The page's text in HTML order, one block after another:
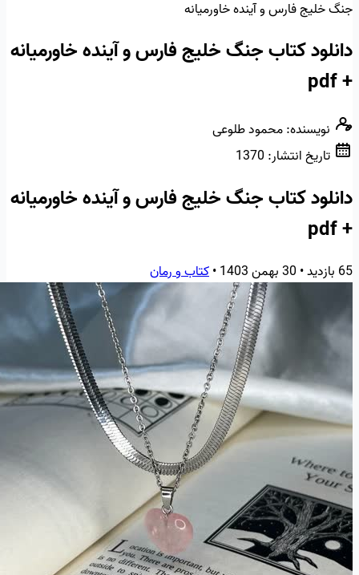
جنگ خلیج فارس و آینده خاورمیانه
دانلود کتاب جنگ خلیج فارس و آینده خاورمیانه
+ pdf
نویسنده:محمود طلوعی
تاریخ انتشار: 1370
دانلود کتاب جنگ خلیج فارس و آینده خاورمیانه
+ pdf
65 بازدید • 30 بهمن 1403 •کتاب و رمان